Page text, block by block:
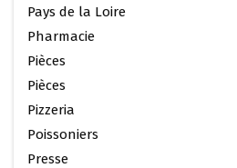
Pays de la Loire
Pharmacie
Pièces
Pièces
Pizzeria
Poissoniers
Presse